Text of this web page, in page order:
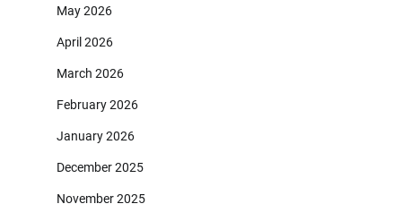
May 2026
April 2026
March 2026
February 2026
January 2026
December 2025
November 2025